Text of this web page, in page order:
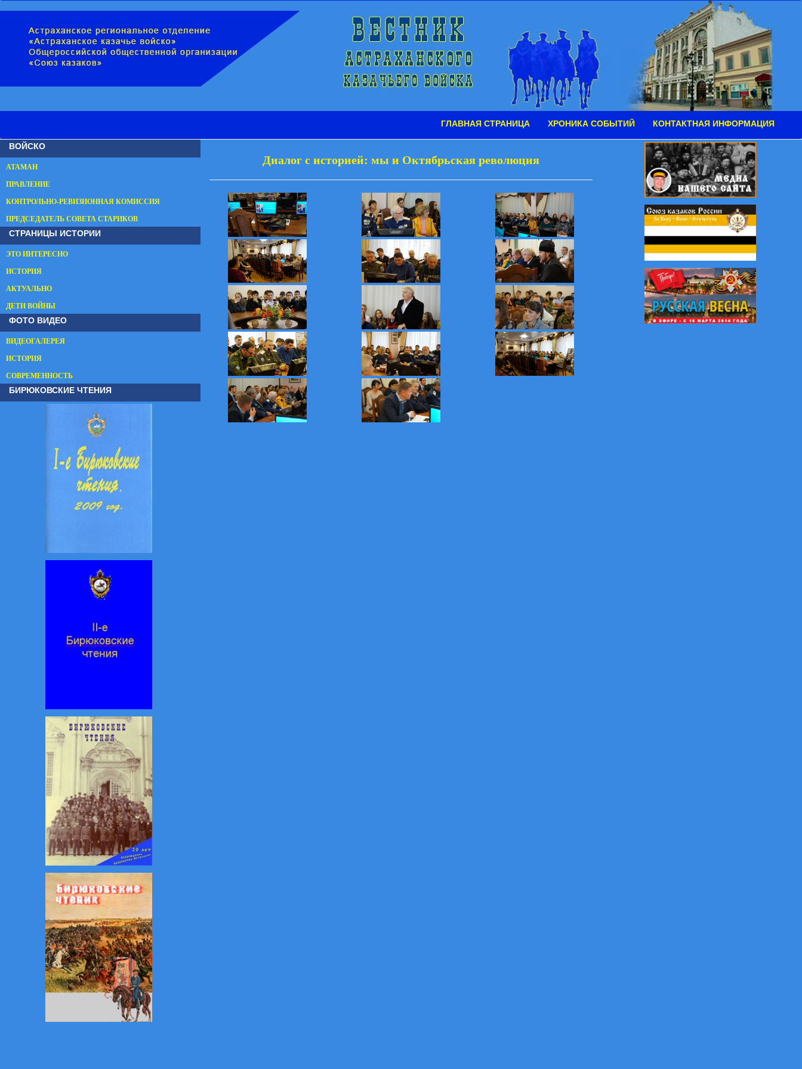
ГЛАВНАЯ СТРАНИЦА ХРОНИКА СОБЫТИЙ КОНТАКТНАЯ ИНФОРМАЦИЯ
ВОЙСКО
АТАМАН
ПРАВЛЕНИЕ
КОНТРОЛЬНО-РЕВИЗИОННАЯ КОМИССИЯ
ПРЕДСЕДАТЕЛЬ СОВЕТА СТАРИКОВ
СТРАНИЦЫ ИСТОРИИ
ЭТО ИНТЕРЕСНО
ИСТОРИЯ
АКТУАЛЬНО
ДЕТИ ВОЙНЫ
ФОТО ВИДЕО
ВИДЕОГАЛЕРЕЯ
ИСТОРИЯ
СОВРЕМЕННОСТЬ
БИРЮКОВСКИЕ ЧТЕНИЯ
Диалог с историей: мы и Октябрьская революция